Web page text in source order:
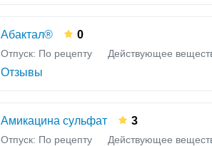
Абактал® 0
Отпуск: По рецепту Действующее
Отзывы
Амикацина сульфат 3
Отпуск: По рецепту Действующее